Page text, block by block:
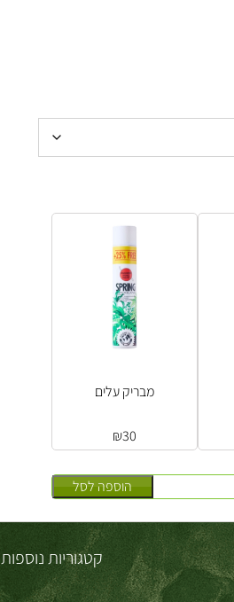
הוספה לסל
מבריק עלים
₪30
קטגוריות נוספות